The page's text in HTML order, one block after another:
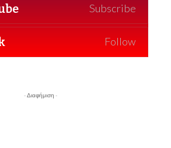
Subscribe
Follow
- Διαφήμιση -